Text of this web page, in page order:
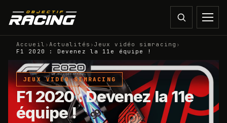
Accueil › Actualités › Jeux vidéo simracing ›
F1 2020 : Devenez la 11e équipe !
JEUX VIDÉO SIMRACING
F1 2020 : Devenez la 11e
équipe !